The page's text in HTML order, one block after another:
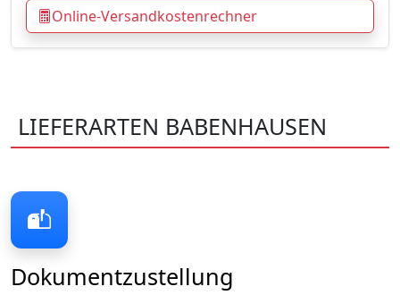
Online-Versandkostenrechner
LIEFERARTEN BABENHAUSEN
Dokumentzustellung